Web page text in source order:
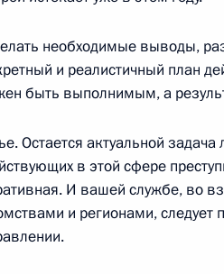
слово на
Герхардом Шрёдером
2004 года, четверг
с Премьер-министром
необходимые выводы,
и реалистичный план
быть выполнимым, а
Остается актуальной
в этой сфере
И вашей службе, во
и регионами, следует